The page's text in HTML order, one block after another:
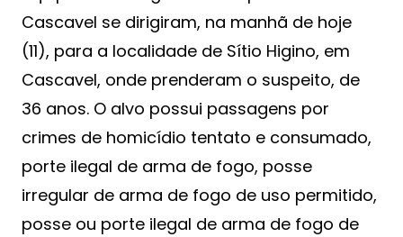
Cascavel se dirigiram, na manhã de hoje
(11), para a localidade de Sítio Higino, em
Cascavel, onde prenderam o suspeito, de
36 anos. O alvo possui passagens por
crimes de homicídio tentato e consumado,
porte ilegal de arma de fogo, posse
irregular de arma de fogo de uso permitido,
posse ou porte ilegal de arma de fogo de